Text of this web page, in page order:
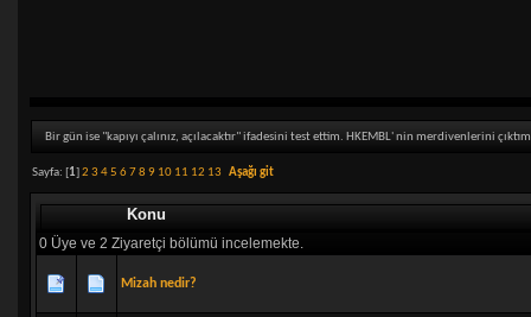
Bir gün ise "kapıyı çalınız, açılacaktır" ifadesini test ettim. HKEMBL' nin merdivenlerini çıktım
Sayfa: [1] 2 3 45 678 9 10 11 12 13 Aşağı git
Konu
0 Üye ve 2 Ziyaretçi bölümü incelemekte.
Mizah nedir?